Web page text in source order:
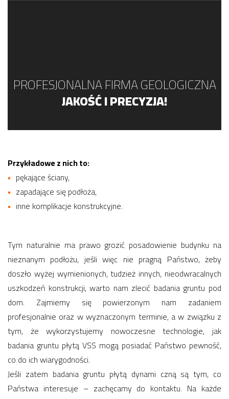
PROFESJONALNA FIRMA GEOLOGICZNA
JAKOŚĆ I PRECYZJA!
Przykładowe z nich to:
pękające ściany,
zapadające się podłoża,
inne komplikacje konstrukcyjne.
Tym naturalnie ma prawo grozić posadowienie budynku na
nieznanym podłożu, jeśli więc nie pragną Państwo, żeby
doszło wyżej wymienionych, tudzież innych, nieodwracalnych
uszkodzeń konstrukcji, warto nam zlecić badania gruntu pod
dom. Zajmiemy się powierzonym nam zadaniem
profesjonalnie oraz w wyznaczonym terminie, a w związku z
tym, że wykorzystujemy nowoczesne technologie, jak
badania gruntu płytą VSS mogą posiadać Państwo pewność,
co do ich wiarygodności.
Jeśli zatem badania gruntu płytą dynami czną są tym, co
Państwa interesuje – zachęcamy do kontaktu. Na każde